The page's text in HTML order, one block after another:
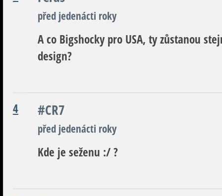
před jedenácti roky
A co Bigshocky pro USA, ty zůstanou
design?
4 #CR7
před jedenácti roky
Kde je seženu :/ ?